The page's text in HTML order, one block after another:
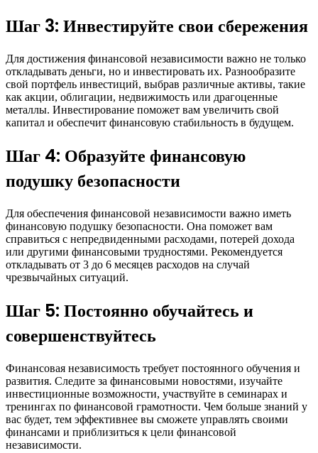
Шаг 3: Инвестируйте свои сбережения
Для достижения финансовой независимости важно не только
откладывать деньги, но и инвестировать их. Разнообразите
свой портфель инвестиций, выбрав различные активы, такие
как акции, облигации, недвижимость или драгоценные
металлы. Инвестирование поможет вам увеличить свой
капитал и обеспечит финансовую стабильность в будущем.
Шаг 4: Образуйте финансовую
подушку безопасности
Для обеспечения финансовой независимости важно иметь
финансовую подушку безопасности. Она поможет вам
справиться с непредвиденными расходами, потерей дохода
или другими финансовыми трудностями. Рекомендуется
откладывать от 3 до 6 месяцев расходов на случай
чрезвычайных ситуаций.
Шаг 5: Постоянно обучайтесь и
совершенствуйтесь
Финансовая независимость требует постоянного обучения и
развития. Следите за финансовыми новостями, изучайте
инвестиционные возможности, участвуйте в семинарах и
тренингах по финансовой грамотности. Чем больше знаний у
вас будет, тем эффективнее вы сможете управлять своими
финансами и приблизиться к цели финансовой
независимости.